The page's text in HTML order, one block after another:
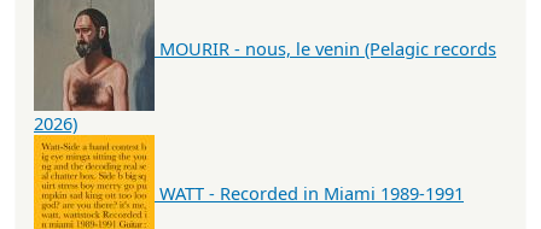
MOURIR - nous, le venin (Pelagic records
2026)
WATT - Recorded in Miami 1989-1991